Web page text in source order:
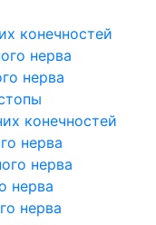
конечностей
нерва
нерва
конечностей
нерва
нерва
нерва
нерва